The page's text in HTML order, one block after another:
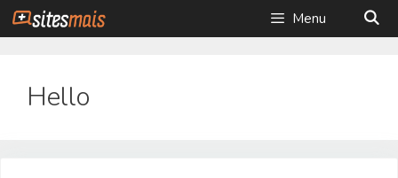
Saltar
para
Menu
Hello